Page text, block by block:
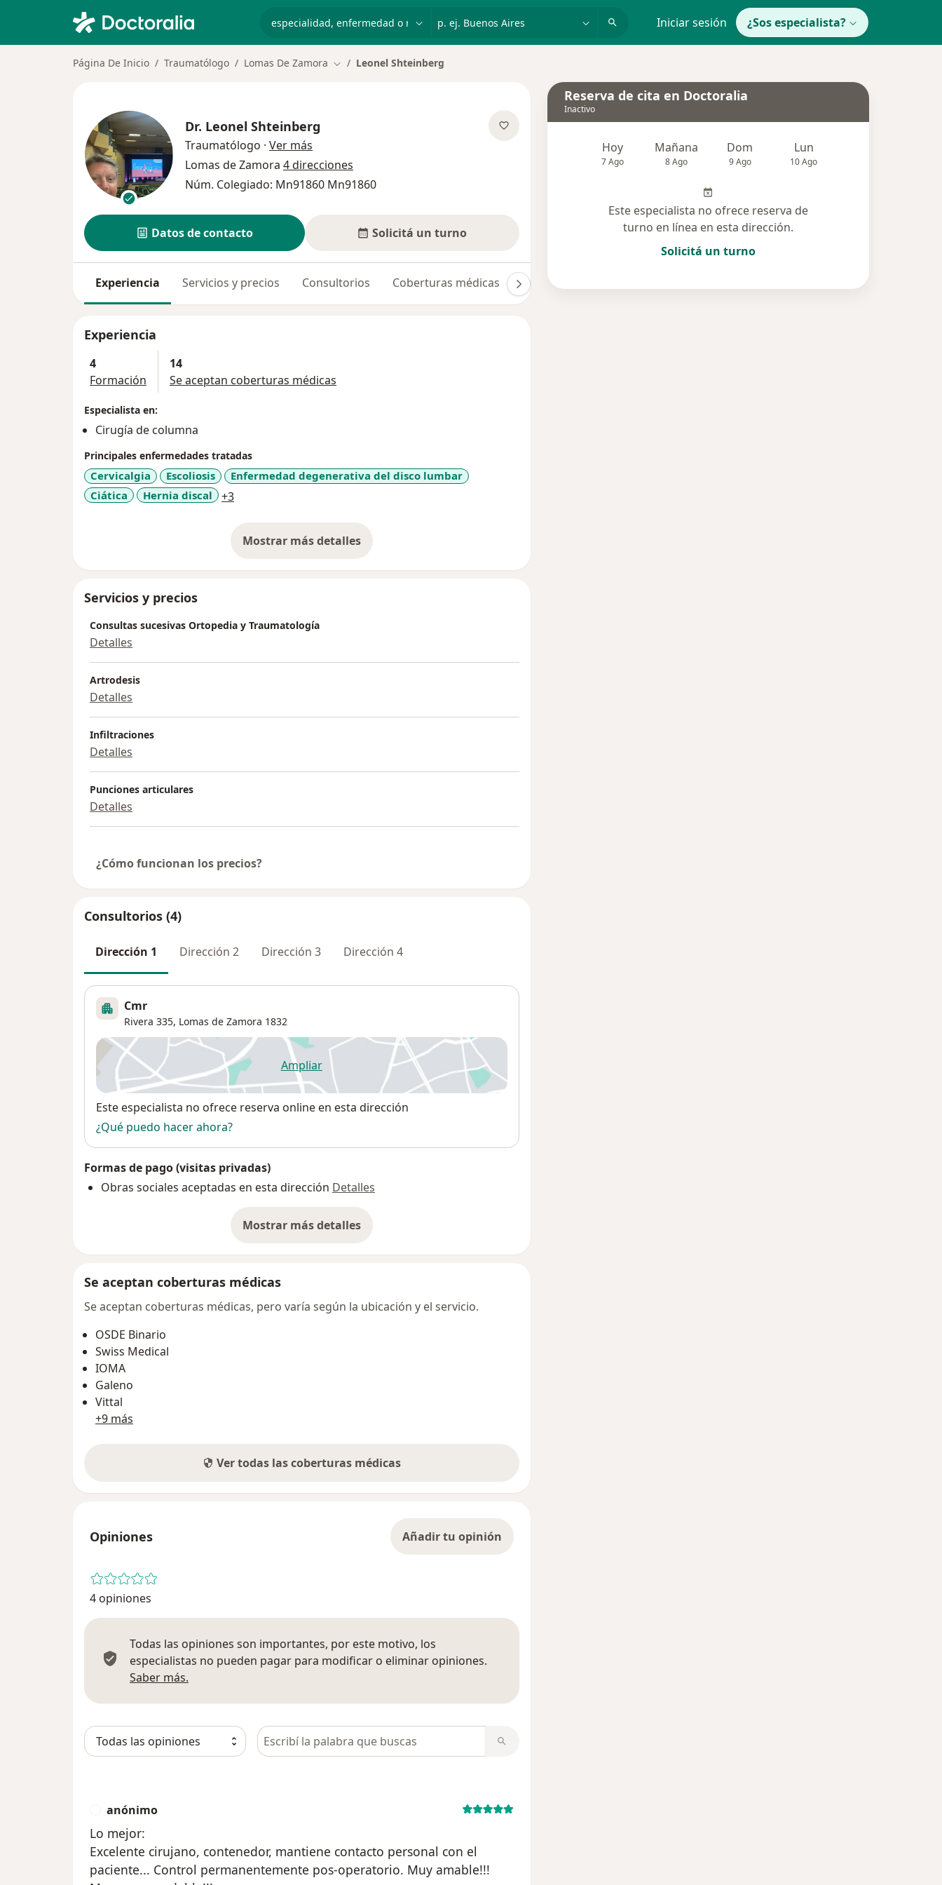
Iniciar sesión ¿Sos especialista?
Página De Inicio Traumatólogo Lomas De Zamora Cambiar de ciudad
Leonel Shteinberg
Dr. Leonel Shteinberg
Traumatólogo · Ver más
Lomas de Zamora 4 direcciones
Núm. Colegiado: Mn91860 Mn91860
Datos de contacto Solicitá un turno
Experiencia Servicios y precios Consultorios Coberturas médicas Opiniones (4)
Experiencia
4
Formación
14
Se aceptan coberturas médicas
Especialista en:
Cirugía de columna
Principales enfermedades tratadas
Cervicalgia Escoliosis
Enfermedad degenerativa del disco lumbar
Ciática
Hernia discal +3a11y_sr_more_diseases
Mostrar más detalles
sobre la experiencia
Servicios y precios
Consultas sucesivas Ortopedia y Traumatología
Detalles
Artrodesis
Detalles
Infiltraciones
Detalles
Punciones articulares
Detalles
¿Cómo funcionan los precios?
Consultorios (4)
Dirección 1 Dirección 2 Dirección 3 Dirección 4
Cmr
Rivera 335, Lomas de Zamora 1832
Ampliarse abre en una nueva pestaña
Disponibilidad
Este especialista no ofrece reserva online en esta dirección
¿Qué puedo hacer ahora?
Formas de pago (visitas privadas)
Obras sociales aceptadas en esta dirección Detalles
Mostrar más detalles
sobre la dirección
Se aceptan coberturas médicas
Se aceptan coberturas médicas, pero varía según la ubicación y el servicio.
OSDE Binario
Swiss Medical
IOMA
Galeno
Vittal
+9 más
Ver todas las coberturas médicas
Opiniones Añadir tu opinión
4 opiniones
Todas las opiniones son importantes, por este motivo, los
especialistas no pueden pagar para modificar o eliminar opiniones.
Saber más.
Busca en opiniones
anónimo
Lo mejor:
Excelente cirujano, contenedor, mantiene contacto personal con el
paciente... Control permanentemente pos-operatorio. Muy amable!!!
Reserva de cita en Doctoralia
Inactivo
Hoy
7 Ago
Mañana
8 Ago
Dom
9 Ago
Lun
10 Ago
Este especialista no ofrece reserva de
turno en línea en esta dirección.
Solicitá un turno